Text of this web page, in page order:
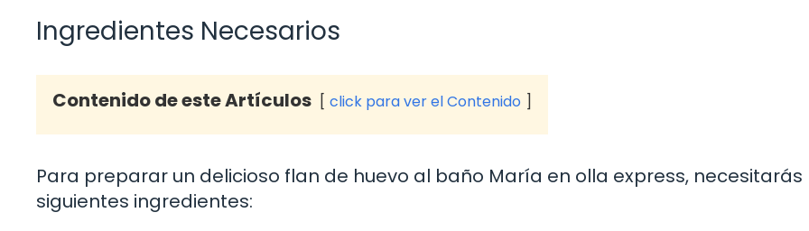
Ingredientes Necesarios
Contenido de este Artículos click para ver el Contenido
Para preparar un delicioso flan de huevo al baño María en olla express, necesitarás
siguientes ingredientes: